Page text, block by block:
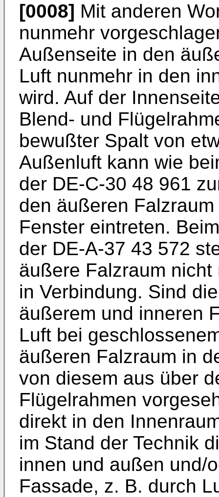
[0008] Mit anderen
nunmehr
Außenseite in den
Luft nunmehr in den
wird. Auf der
Blend- und
bewußter Spalt von
Außenluft kann wie
der DE-C-30 48 961
den äußeren
Fenster eintreten.
der DE-A-37 43 572
äußere Falzraum
in Verbindung. Sind
äußerem und inneren
Luft bei
äußeren Falzraum in
von diesem aus über
Flügelrahmen
direkt in den
im Stand der Technik
innen und außen und/
Fassade, z. B. durch